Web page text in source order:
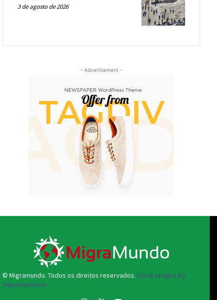
3 de agosto de 2026
- Advertisement -
© Migramundo. Todos os direitos reservados. Stock images by
Depositphotos.